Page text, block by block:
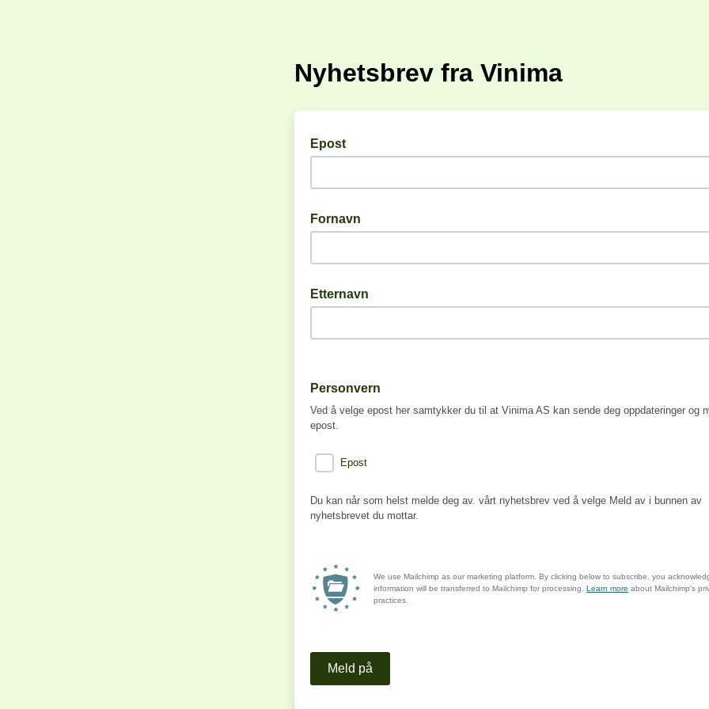
Nyhetsbrev fra Vinima
Epost
Fornavn
Etternavn
Personvern
Ved å velge epost her samtykker du til at Vinima AS kan sende deg oppdateringer og
epost.
Epost
Du kan når som helst melde deg av. vårt nyhetsbrev ved å velge Meld av i bunnen av
nyhetsbrevet du mottar.
We use Mailchimp as our marketing platform. By clicking below to subscribe, you
information will be transferred to Mailchimp for processing. Learn more about Mailchimp's
practices.